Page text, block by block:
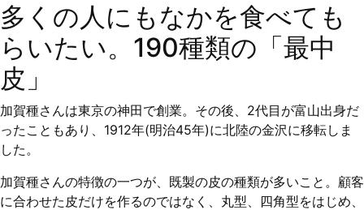
多くの人にもなかを食べても
らいたい。190種類の「最中
皮」
加賀種さんは東京の神田で創業。その後、2代目が富山出身だ
ったこともあり、1912年(明治45年)に北陸の金沢に移転しま
した。
加賀種さんの特徴の一つが、既製の皮の種類が多いこと。顧客
に合わせた皮だけを作るのではなく、丸型、四角型をはじめ、